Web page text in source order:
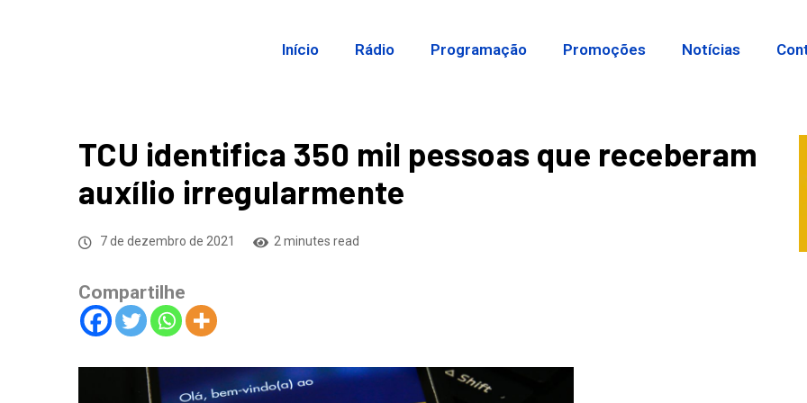
Início Rádio Programação Promoções Notícias
TCU identifica 350 mil pessoas que receberam
auxílio irregularmente
7 de dezembro de 2021 2 minutes read
Compartilhe